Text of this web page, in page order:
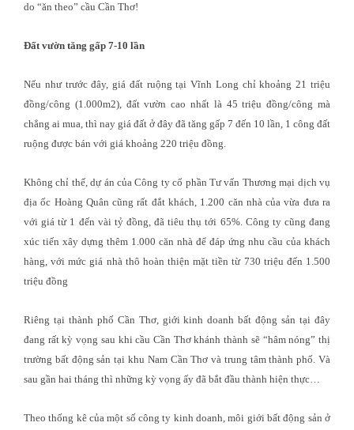
do “ăn theo” cầu Cần Thơ!
Đất vườn tăng gấp 7-10 lần
Nếu như trước đây, giá đất ruộng tại Vĩnh Long chỉ khoảng 21 triệu
đồng/công (1.000m2), đất vườn cao nhất là 45 triệu đồng/công mà
chẳng ai mua, thì nay giá đất ở đây đã tăng gấp 7 đến 10 lần, 1 công đất
ruộng được bán với giá khoảng 220 triệu đồng.
Không chỉ thế, dự án của Công ty cổ phần Tư vấn Thương mại dịch vụ
địa ốc Hoàng Quân cũng rất đắt khách, 1.200 căn nhà của vừa đưa ra
với giá từ 1 đến vài tỷ đồng, đã tiêu thụ tới 65%. Công ty cũng đang
xúc tiến xây dựng thêm 1.000 căn nhà để đáp ứng nhu cầu của khách
hàng, với mức giá nhà thô hoàn thiện mặt tiền từ 730 triệu đến 1.500
triệu đồng
Riêng tại thành phố Cần Thơ, giới kinh doanh bất động sản tại đây
đang rất kỳ vọng sau khi cầu Cần Thơ khánh thành sẽ “hâm nóng” thị
trường bất động sản tại khu Nam Cần Thơ và trung tâm thành phố. Và
sau gần hai tháng thì những kỳ vọng ấy đã bắt đầu thành hiện thực…
Theo thống kê của một số công ty kinh doanh, môi giới bất động sản ở